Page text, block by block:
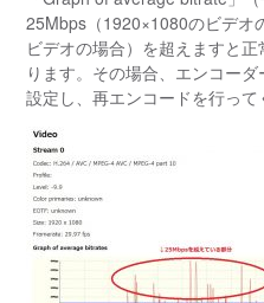
25Mbps（1920×1080のビデオ
ビデオの場合）を超えますと
ります。その場合、エンコー
設定し、再エンコードを行って